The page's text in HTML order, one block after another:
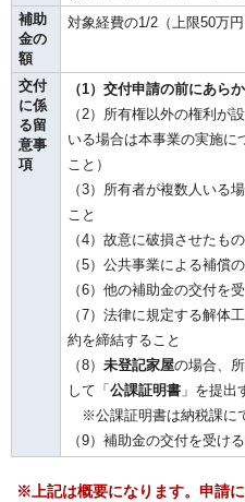
補助
金の
額
対象経費の1/2（上限50万円
交付
に係
る留
意事
項
（1）交付申請の前にあら
（2）所有権以外の権利が
いる場合は本事業の実施に
こと）
（3）所有者が複数人いる
こと
（4）故意に破損させたも
（5）公共事業による補償
（6）他の補助金の交付を
（7）法律に規定する解体
約を締結すること
（8） 未登記家屋の場合、
して「 公課証明書 」を提出
※公課証明書は納税課に
（9）補助金の交付を受け
※上記は概要になります。申請